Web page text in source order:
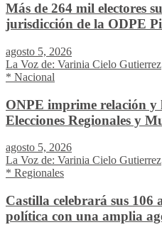
Más de 264 mil electores
jurisdicción de la ODPE
agosto 5, 2026
La Voz de: Varinia Cielo Gutierrez
* Nacional
ONPE imprime relación y
Elecciones Regionales y
agosto 5, 2026
La Voz de: Varinia Cielo Gutierrez
* Regionales
Castilla celebrará sus 106
política con una amplia